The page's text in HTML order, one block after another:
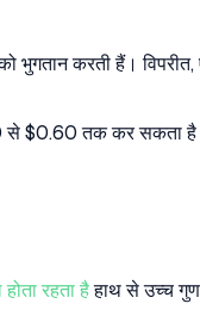
भुगतान करती हैं।
से $0.60 तक कर सकता
रहता हैहाथ से उच्च